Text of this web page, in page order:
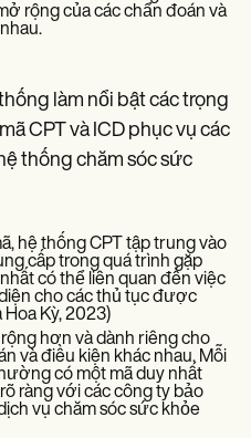
rộng của các chẩn đoán và
làm nổi bật các trọng
CPT và ICD phục vụ các
thống chăm sóc sức
hệ thống CPT tập trung vào
cấp trong quá trình gặp
có thể liên quan đến việc
cho các thủ tục được
Kỳ, 2023)
hơn và dành riêng cho
và điều kiện khác nhau. Mỗi
có một mã duy nhất
ràng với các công ty bảo
vụ chăm sóc sức khỏe